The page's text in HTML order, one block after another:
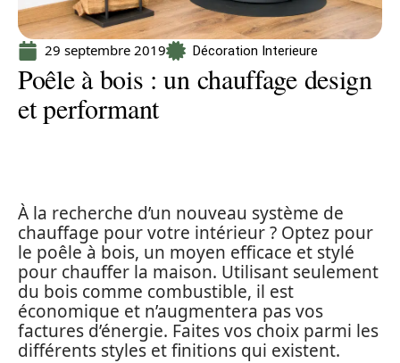
29 septembre 2019 Décoration Interieure
Poêle à bois : un chauffage design
et performant
À la recherche d’un nouveau système de
chauffage pour votre intérieur ? Optez pour
le poêle à bois, un moyen efficace et stylé
pour chauffer la maison. Utilisant seulement
du bois comme combustible, il est
économique et n’augmentera pas vos
factures d’énergie. Faites vos choix parmi les
différents styles et finitions qui existent.